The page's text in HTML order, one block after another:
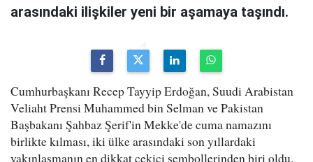
arasındaki ilişkiler yeni bir aşamaya taşındı.
Cumhurbaşkanı Recep Tayyip Erdoğan, Suudi Arabistan
Veliaht Prensi Muhammed bin Selman ve Pakistan
Başbakanı Şahbaz Şerif'in Mekke'de cuma namazını
birlikte kılması, iki ülke arasındaki son yıllardaki
yakınlaşmanın en dikkat çekici sembollerinden biri oldu.